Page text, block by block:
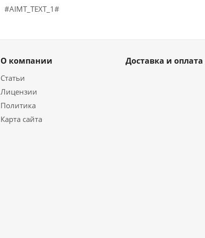
#AIMT_TEXT_1#
О компании
Статьи
Лицензии
Политика
Карта сайта
Доставка и оплата